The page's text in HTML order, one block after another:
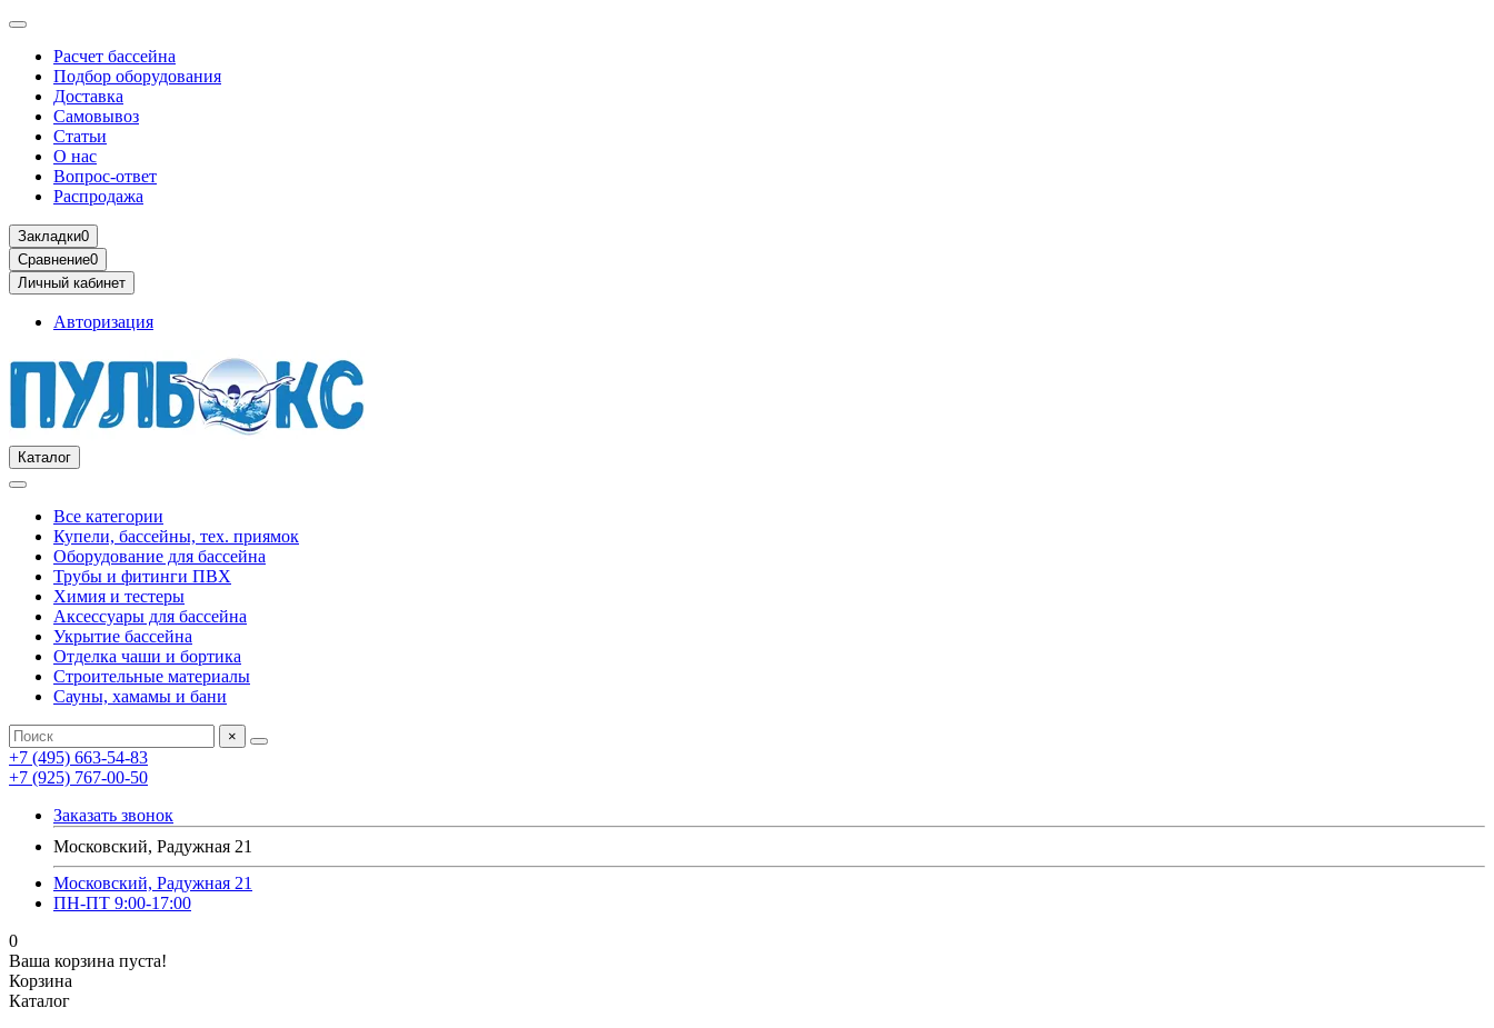
Расчет бассейна
Подбор оборудования
Доставка
Самовывоз
Статьи
О нас
Вопрос-ответ
Распродажа
Закладки0
Сравнение0
Личный кабинет
Авторизация
Каталог
Все категории
Купели, бассейны, тех. приямок
Оборудование для бассейна
Трубы и фитинги ПВХ
Химия и тестеры
Аксессуары для бассейна
Укрытие бассейна
Отделка чаши и бортика
Строительные материалы
Сауны, хамамы и бани
×
+7 (495) 663-54-83
+7 (925) 767-00-50
Заказать звонок
Московский, Радужная 21
Московский, Радужная 21
ПН-ПТ 9:00-17:00
0
Ваша корзина пуста!
Корзина
Каталог